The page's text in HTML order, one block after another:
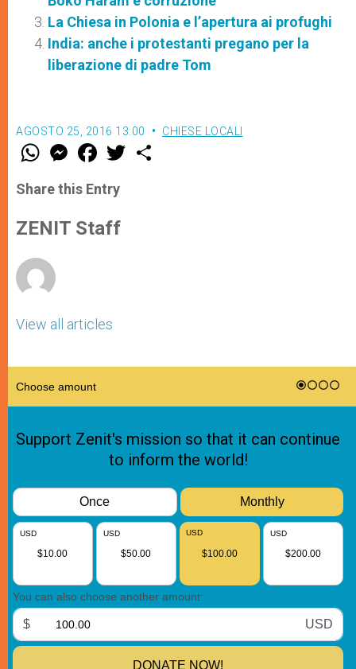
La Chiesa in Polonia e l’apertura ai profughi
India: anche i protestanti pregano per la
liberazione di padre Tom
AGOSTO 25, 2016 13:00 CHIESE LOCALI
W
t
s
p
p
M
e
s
e
g
e
F
a
e
b
o
k
w
Share this Entry
ZENIT Staff
View all articles